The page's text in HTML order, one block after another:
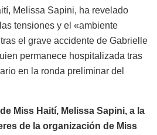
Melissa Sapini, ha revelado
tensiones y el «ambiente
el grave accidente de Gabrielle
permanece hospitalizada tras
en la ronda preliminar del
Miss Haití, Melissa Sapini, a la
de la organización de Miss